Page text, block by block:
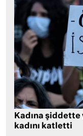
Kadına şiddette
kadını katletti